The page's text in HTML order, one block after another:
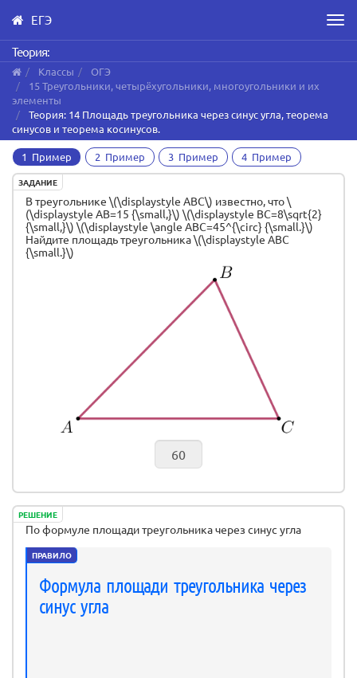
Skip
to
main
content
ЕГЭ
Теория:
Классы
ОГЭ
15 Треугольники, четырёхугольники, многоугольники и их
элементы
Теория: 14 Площадь треугольника через синус угла, теорема
синусов и теорема косинусов.
1 Пример 2 Пример 3 Пример 4 Пример
ЗАДАНИЕ
В треугольнике \(\displaystyle ABC\) известно, что \
(\displaystyle AB=15 {\small,}\) \(\displaystyle BC=8\sqrt{2}
{\small,}\) \(\displaystyle \angle ABC=45^{\circ} {\small.}\)
Найдите площадь треугольника \(\displaystyle ABC
{\small.}\)
РЕШЕНИЕ
По формуле площади треугольника через синус угла
ПРАВИЛО
Формула площади треугольника через
синус угла